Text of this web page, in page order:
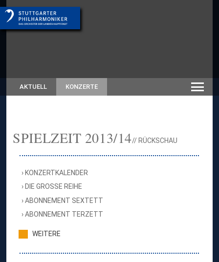
AKTUELL KONZERTE
SPIELZEIT 2013/14// RÜCKSCHAU
KONZERTKALENDER
DIE GROSSE REIHE
ABONNEMENT SEXTETT
ABONNEMENT TERZETT
WEITERE